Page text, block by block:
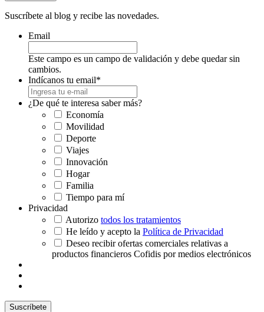
Suscríbete al blog y recibe las novedades.
Email
Este campo es un campo de validación y debe quedar sin
cambios.
Indícanos tu email*
¿De qué te interesa saber más?
Economía
Movilidad
Deporte
Viajes
Innovación
Hogar
Familia
Tiempo para mí
Privacidad
Autorizo todos los tratamientos
He leído y acepto la Política de Privacidad
Deseo recibir ofertas comerciales relativas a
productos financieros Cofidis por medios electrónicos